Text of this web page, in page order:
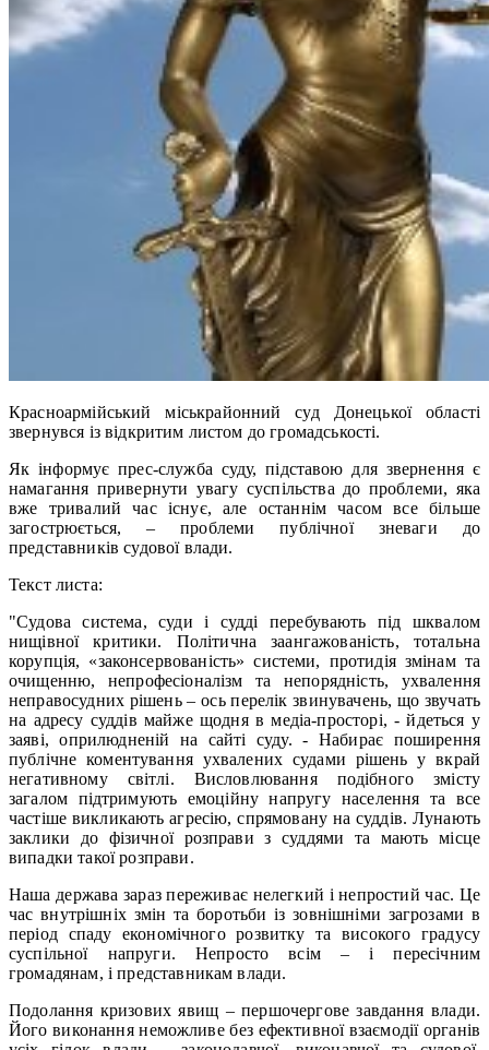
Красноармійський міськрайонний суд Донецької області
звернувся із відкритим листом до громадськості.
Як інформує прес-служба суду, підставою для звернення є
намагання привернути увагу суспільства до проблеми, яка
вже тривалий час існує, але останнім часом все більше
загострюється, – проблеми публічної зневаги до
представників судової влади.
Текст листа:
"Судова система, суди і судді перебувають під шквалом
нищівної критики. Політична заангажованість, тотальна
корупція, «законсервованість» системи, протидія змінам та
очищенню, непрофесіоналізм та непорядність, ухвалення
неправосудних рішень – ось перелік звинувачень, що звучать
на адресу суддів майже щодня в медіа-просторі, - йдеться у
заяві, оприлюдненій на сайті суду. - Набирає поширення
публічне коментування ухвалених судами рішень у вкрай
негативному світлі. Висловлювання подібного змісту
загалом підтримують емоційну напругу населення та все
частіше викликають агресію, спрямовану на суддів. Лунають
заклики до фізичної розправи з суддями та мають місце
випадки такої розправи.
Наша держава зараз переживає нелегкий і непростий час. Це
час внутрішніх змін та боротьби із зовнішніми загрозами в
період спаду економічного розвитку та високого градусу
суспільної напруги. Непросто всім – і пересічним
громадянам, і представникам влади.
Подолання кризових явищ – першочергове завдання влади.
Його виконання неможливе без ефективної взаємодії органів